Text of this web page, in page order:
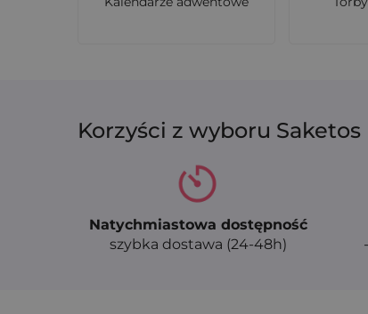
Korzyści z wyboru Saketos
Natychmiastowa dostępność
szybka dostawa (24-48h)